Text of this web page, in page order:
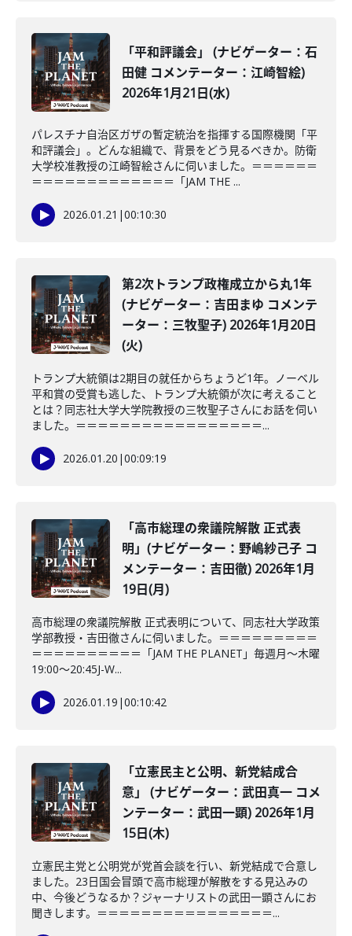
「平和評議会」 (ナビゲーター：石
田健 コメンテーター：江崎智絵)
2026年1月21日(水)
パレスチナ自治区ガザの暫定統治を指揮する国際機関「平
和評議会」。どんな組織で、背景をどう見るべきか。防衛
大学校准教授の江崎智絵さんに伺いました。＝＝＝＝＝＝
＝＝＝＝＝＝＝＝＝＝＝＝＝「JAM THE ...
2026.01.21 |00:10:30
第2次トランプ政権成立から丸1年
(ナビゲーター：吉田まゆ コメンテ
ーター：三牧聖子) 2026年1月20日
(火)
トランプ大統領は2期目の就任からちょうど1年。ノーベル
平和賞の受賞も逃した、トランプ大統領が次に考えること
とは？同志社大学大学院教授の三牧聖子さんにお話を伺い
ました。＝＝＝＝＝＝＝＝＝＝＝＝＝＝＝＝＝...
2026.01.20 |00:09:19
「高市総理の衆議院解散 正式表
明」(ナビゲーター：野嶋紗己子 コ
メンテーター：吉田徹) 2026年1月
19日(月)
高市総理の衆議院解散 正式表明について、同志社大学政策
学部教授・吉田徹さんに伺いました。＝＝＝＝＝＝＝＝＝
＝＝＝＝＝＝＝＝＝＝「JAM THE PLANET」毎週月～木曜
19:00～20:45J-W...
2026.01.19 |00:10:42
「立憲民主と公明、新党結成合
意」 (ナビゲーター：武田真一 コメ
ンテーター：武田一顕) 2026年1月
15日(木)
立憲民主党と公明党が党首会談を行い、新党結成で合意し
ました。23日国会冒頭で高市総理が解散をする見込みの
中、今後どうなるか？ジャーナリストの武田一顕さんにお
聞きします。＝＝＝＝＝＝＝＝＝＝＝＝＝＝＝＝...